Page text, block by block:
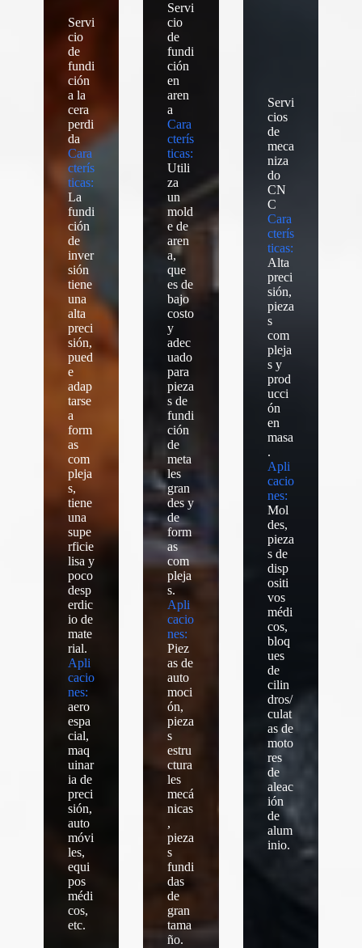
Servi
cio
de
fundi
ción
a la
cera
perdi
da
Cara
cterís
ticas:
La
fundi
ción
de
inver
sión
tiene
una
alta
preci
sión,
pued
e
adap
tarse
a
form
as
com
pleja
s,
tiene
una
supe
rficie
lisa y
poco
desp
erdic
io de
mate
rial.
Apli
cacio
nes:
aero
espa
cial,
maq
uinar
ia de
preci
sión,
auto
móvi
les,
equi
pos
médi
cos,
etc.
Servi
cio
de
fundi
ción
en
aren
a
Cara
cterís
ticas:
Utili
za
un
mold
e de
aren
a,
que
es de
bajo
costo
y
adec
uado
para
pieza
s de
fundi
ción
de
meta
les
gran
des y
de
form
as
com
pleja
s.
Apli
cacio
nes:
Piez
as de
auto
moci
ón,
pieza
s
estru
ctura
les
mecá
nicas
,
pieza
s
fundi
das
de
gran
tama
ño.
Servi
cios
de
meca
niza
do
CN
C
Cara
cterís
ticas:
Alta
preci
sión,
pieza
s
com
pleja
s y
prod
ucci
ón
en
masa
.
Apli
cacio
nes:
Mol
des,
pieza
s de
disp
ositi
vos
médi
cos,
bloq
ues
de
cilin
dros/
culat
as de
moto
res
de
aleac
ión
de
alum
inio.